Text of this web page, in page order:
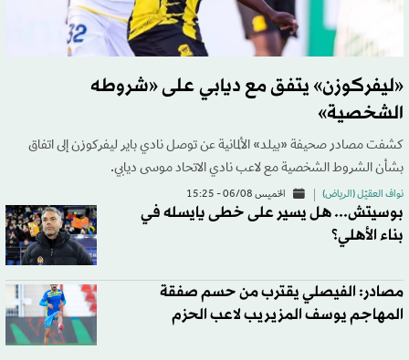
«ليفركوزن» يتفق مع ديابي على «شروطه
الشخصية»
كشفت مصادر صحيفة «بيلد» الألمانية عن توصل نادي باير ليفركوزن إلى اتفاق
بشأن الشروط الشخصية مع لاعب نادي الاتحاد موسى ديابي.
نواف العقيّل (الرياض) الخميس 06/08 - 15:25
بوسيتش... هل يسير على خطى يايسله في
بناء الأهلي؟
مصادر: الفيصلي يقترب من حسم صفقة
المهاجم يوسف المزيريب لاعب الحزم